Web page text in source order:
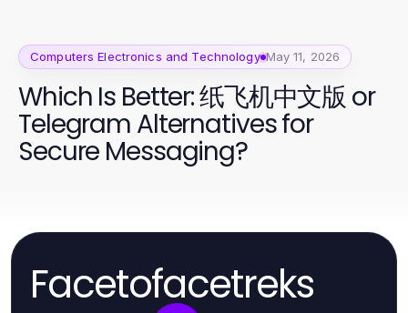
Computers Electronics and Technology May 11, 2026
Which Is Better: 纸飞机中文版 or
Telegram Alternatives for
Secure Messaging?
Facetofacetreks